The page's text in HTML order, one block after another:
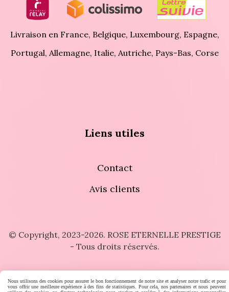
Livraison en France, Belgique, Luxembourg, Espagne,
Portugal, Allemagne, Italie, Autriche, Pays-Bas, Corse
Liens utiles
Contact
Avis clients
© Copyright, 2023-2026. ROSE ETERNELLE PRESTIGE
- Tous droits réservés.
MENTIONS LÉGALES
CONDITIONS GÉNÉRALES DE VENTE
POLITIQUE DE CONFIDENTIALITÉ
GESTION COOKIES MON COMPTE
Nous utilisons des cookies pour assurer le bon fonctionnement de notre site et analyser notre trafic et pour
vous offrir une meilleure expérience à des fins de statistiques. Pour cela, nos partenaires et nous peuvent